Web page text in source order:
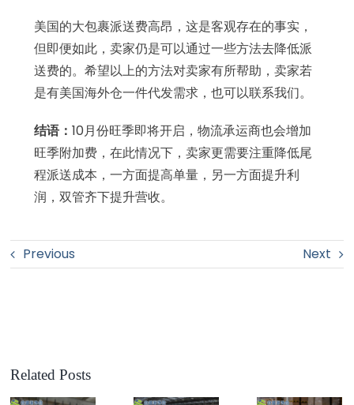
美国的大包裹派送费高昂，这是客观存在的事实，
但即便如此，卖家仍是可以通过一些方法去降低派
送费的。希望以上的方法对卖家有所帮助，卖家若
是有美国海外仓一件代发需求，也可以联系我们。
结语： 10月份旺季即将开启，物流承运商也会增加
旺季附加费，在此情况下，卖家更需要注重降低尾
程派送成本，一方面提高单量，另一方面提升利
润，双管齐下提升营收。
Previous Next
Related Posts